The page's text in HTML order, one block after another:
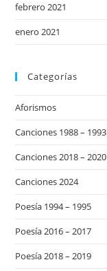
febrero 2021
enero 2021
Categorías
Aforismos
Canciones 1988 – 1993
Canciones 2018 – 2020
Canciones 2024
Poesía 1994 – 1995
Poesía 2016 – 2017
Poesía 2018 – 2019